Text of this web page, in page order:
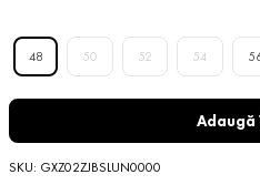
48 50 52 54
Adaugă
SKU: GXZ02ZJBSLUN0000